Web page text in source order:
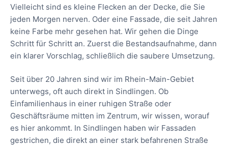
Vielleicht sind es kleine Flecken an der Decke, die Sie
jeden Morgen nerven. Oder eine Fassade, die seit Jahren
keine Farbe mehr gesehen hat. Wir gehen die Dinge
Schritt für Schritt an. Zuerst die Bestandsaufnahme, dann
ein klarer Vorschlag, schließlich die saubere Umsetzung.
Seit über 20 Jahren sind wir im Rhein-Main-Gebiet
unterwegs, oft auch direkt in Sindlingen. Ob
Einfamilienhaus in einer ruhigen Straße oder
Geschäftsräume mitten im Zentrum, wir wissen, worauf
es hier ankommt. In Sindlingen haben wir Fassaden
gestrichen, die direkt an einer stark befahrenen Straße